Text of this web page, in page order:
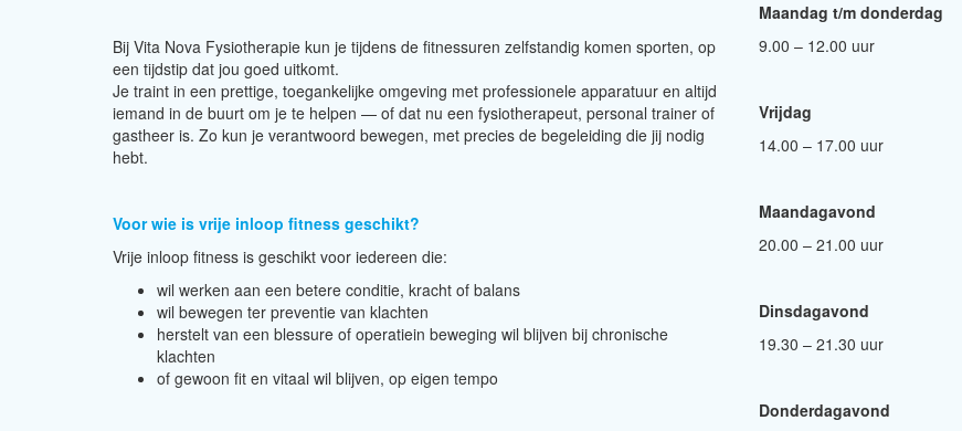
Bij Vita Nova Fysiotherapie kun je tijdens de fitnessuren zelfstandig komen sporten, op
een tijdstip dat jou goed uitkomt.
Je traint in een prettige, toegankelijke omgeving met professionele apparatuur en altijd
iemand in de buurt om je te helpen — of dat nu een fysiotherapeut, personal trainer of
gastheer is. Zo kun je verantwoord bewegen, met precies de begeleiding die jij nodig
hebt.
Voor wie is vrije inloop fitness geschikt?
Vrije inloop fitness is geschikt voor iedereen die:
wil werken aan een betere conditie, kracht of balans
wil bewegen ter preventie van klachten
herstelt van een blessure of operatiein beweging wil blijven bij chronische
klachten
of gewoon fit en vitaal wil blijven, op eigen tempo
Maandag t/m donderdag
9.00 – 12.00 uur
Vrijdag
14.00 – 17.00 uur
Maandagavond
20.00 – 21.00 uur
Dinsdagavond
19.30 – 21.30 uur
Donderdagavond